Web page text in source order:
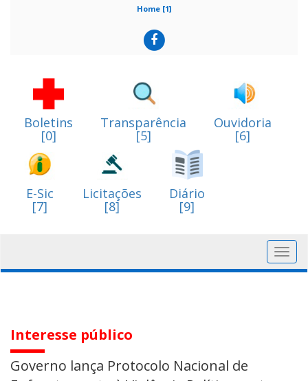
Home [1]
Boletins
[0]
Transparência
[5]
Ouvidoria
[6]
E-Sic
[7]
Licitações
[8]
Diário
[9]
Interesse público
Governo lança Protocolo Nacional de